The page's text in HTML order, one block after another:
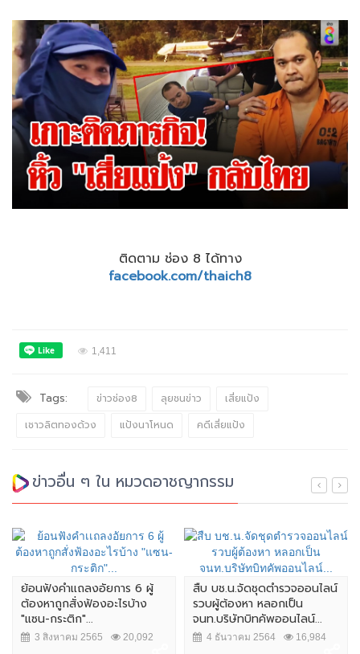
ติดตาม ช่อง 8 ได้ทาง
facebook.com/thaich8
1,411
Tags: ข่าวช่อง8 ลุยชนข่าว
เสี่ยแป้ง
เชาวลิตทองด้วง
แป้งนาโหนด คดีเสี่ยแป้ง
ข่าวอื่น ๆ ใน หมวดอาชญากรรม
งอัยการ 6 ผู้
งอะไรบ้าง
20,092
สืบ บช.น.จัดชุดตำรวจออนไลน์
รวบผู้ต้องหา หลอกเป็น
จนท.บริษัทบิทคัพออนไลน์...
4 ธันวาคม 2564 16,984
ผบ.ตร. เผย แจ้
หญิงชาวสวิส เ
การรักษาความ
7 สิงหาคม